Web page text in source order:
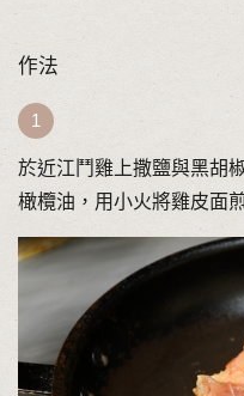
作法
於近江鬥雞上撒鹽與黑胡
橄欖油，用小火將雞皮面